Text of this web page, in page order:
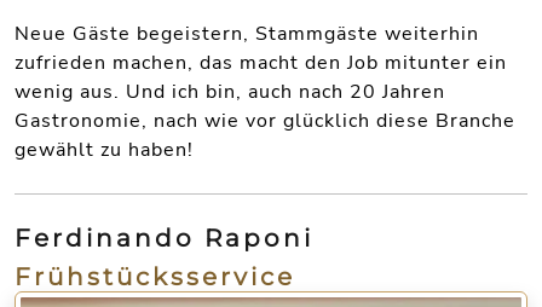
Neue Gäste begeistern, Stammgäste weiterhin
zufrieden machen, das macht den Job mitunter ein
wenig aus. Und ich bin, auch nach 20 Jahren
Gastronomie, nach wie vor glücklich diese Branche
gewählt zu haben!
Ferdinando Raponi
Frühstücksservice